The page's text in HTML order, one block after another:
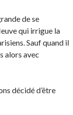
de se
qui irrigue la
Sauf quand il
alors avec
décidé d’être